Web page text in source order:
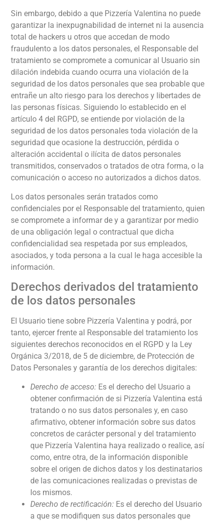
Sin embargo, debido a que Pizzería Valentina no puede
garantizar la inexpugnabilidad de internet ni la ausencia
total de hackers u otros que accedan de modo
fraudulento a los datos personales, el Responsable del
tratamiento se compromete a comunicar al Usuario sin
dilación indebida cuando ocurra una violación de la
seguridad de los datos personales que sea probable que
entrañe un alto riesgo para los derechos y libertades de
las personas físicas. Siguiendo lo establecido en el
artículo 4 del RGPD, se entiende por violación de la
seguridad de los datos personales toda violación de la
seguridad que ocasione la destrucción, pérdida o
alteración accidental o ilícita de datos personales
transmitidos, conservados o tratados de otra forma, o la
comunicación o acceso no autorizados a dichos datos.
Los datos personales serán tratados como
confidenciales por el Responsable del tratamiento, quien
se compromete a informar de y a garantizar por medio
de una obligación legal o contractual que dicha
confidencialidad sea respetada por sus empleados,
asociados, y toda persona a la cual le haga accesible la
información.
Derechos derivados del tratamiento
de los datos personales
El Usuario tiene sobre Pizzería Valentina y podrá, por
tanto, ejercer frente al Responsable del tratamiento los
siguientes derechos reconocidos en el RGPD y la Ley
Orgánica 3/2018, de 5 de diciembre, de Protección de
Datos Personales y garantía de los derechos digitales:
Derecho de acceso: Es el derecho del Usuario a
obtener confirmación de si Pizzería Valentina está
tratando o no sus datos personales y, en caso
afirmativo, obtener información sobre sus datos
concretos de carácter personal y del tratamiento
que Pizzería Valentina haya realizado o realice, así
como, entre otra, de la información disponible
sobre el origen de dichos datos y los destinatarios
de las comunicaciones realizadas o previstas de
los mismos.
Derecho de rectificación: Es el derecho del Usuario
a que se modifiquen sus datos personales que